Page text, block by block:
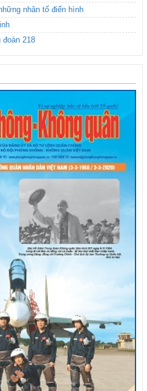
nhân tố điển hình
đoàn 218